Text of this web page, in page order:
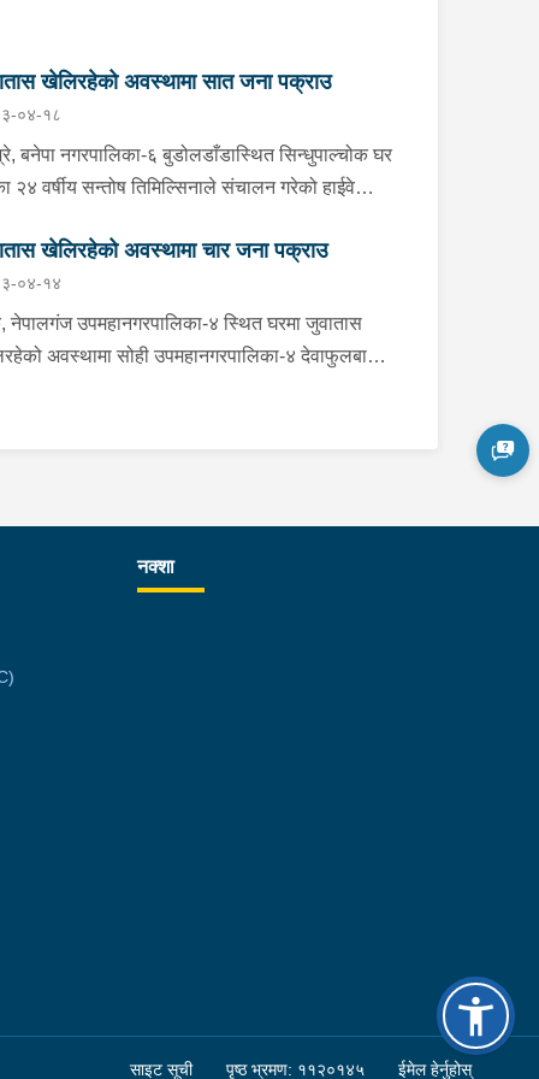
खेलिरहेको अवस्थामा सात जना पक्राउ
०४-१८
बनेपा नगरपालिका-६ बुडोलडाँडास्थित सिन्धुपाल्चोक घर
२४ वर्षीय सन्तोष तिमिल्सिनाले संचालन गरेको हाईवे
आइतबार साँझ प्रहरीले पक्राउ गरेको छ । इलाका
कार्यालय बनेपाबाट खटिएको प्रहरीले उनीहरूलाई नगद
३ सय ४५ रूपैयाँ र १ बुक तास सहित पक्राउ गरेको
यस सम्बन्धमा प्रहरीले आवश्यक अनुसन्धान गरिरहेको छ ।
खेलिरहेको अवस्थामा चार जना पक्राउ
०४-१४
नेपालगंज उपमहानगरपालिका-४ स्थित घरमा जुवातास
अवस्थामा सोही उपमहानगरपालिका-४ देवाफुलबारी
नक्शा
साइट सूची पृष्ठ भ्रमण: ११२०१४५ ईमेल हेर्नुहोस्